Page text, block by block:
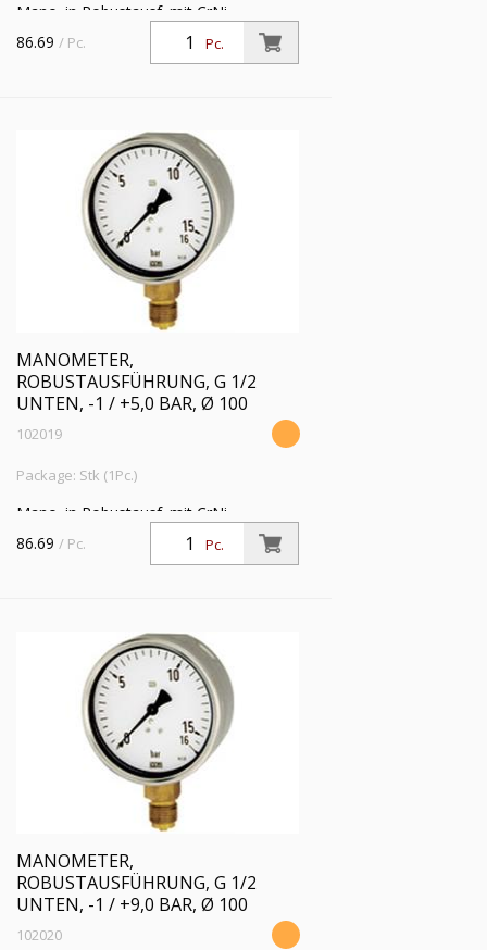
Mano. in Robustausf. mit CrNi-
Stahlgeh., Anschluss radial unten, G 1/2,
Typ 212.20, Güteklasse 1,0, Messber. -1
Pc.
86.69 / Pc.
MANOMETER,
ROBUSTAUSFÜHRUNG, G 1/2
UNTEN, -1 / +5,0 BAR, Ø 100
102019
Package: Stk (1Pc.)
Mano. in Robustausf. mit CrNi-
Stahlgeh., Anschluss radial unten, G 1/2,
Typ 212.20, Güteklasse 1,0, Messber. -1
Pc.
86.69 / Pc.
MANOMETER,
ROBUSTAUSFÜHRUNG, G 1/2
UNTEN, -1 / +9,0 BAR, Ø 100
102020